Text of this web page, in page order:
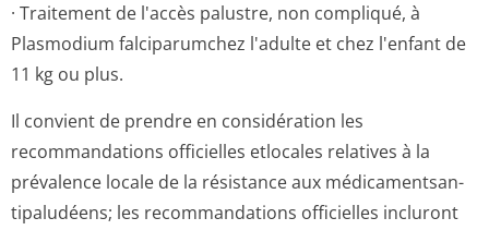
· Traitement de l'accès palustre, non compliqué, à
Plasmodium falciparumchez l'adulte et chez l'enfant de
11 kg ou plus.
Il convient de prendre en considération les
recommandations officielles etlocales relatives à la
prévalence locale de la résistance aux médicamentsan­
tipaludéens; les recommandations officielles incluront